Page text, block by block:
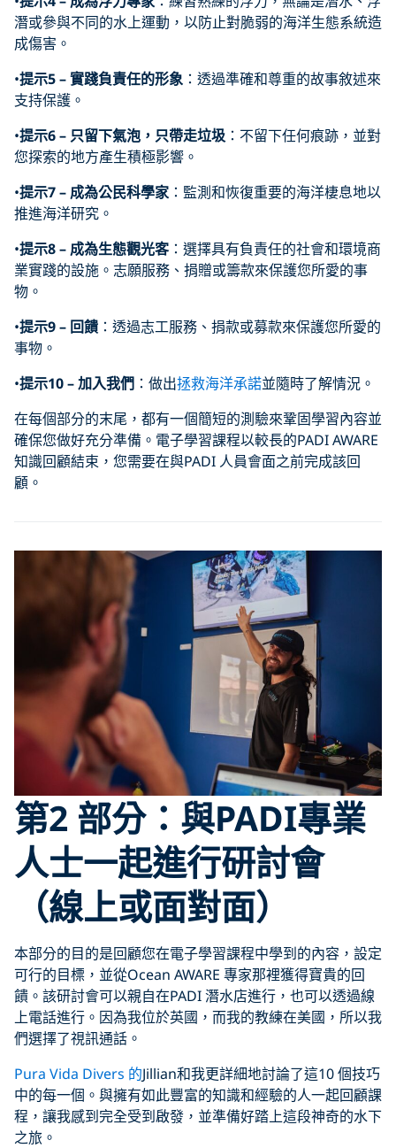
潛或參與不同的水上運動，以防止對脆弱的海洋生態系統造
成傷害。
•提示5 –實踐負責任的形象 ：透過準確和尊重的故事敘述來
支持保護。
•提示6 – 只留下氣泡，只帶走垃圾 ：不留下任何痕跡，並對
您探索的地方產生積極影響。
•提示7 – 成為公民科學家 ：監測和恢復重要的海洋棲息地以
推進海洋研究。
•提示8 – 成為生態觀光客：選擇具有負責任的社會和環境商
業實踐的設施。志願服務、捐贈或籌款來保護您所愛的事
物。
•提示9 – 回饋 ：透過志工服務、捐款或募款來保護您所愛的
事物。
•提示10 –加入我們 ：做出拯救海洋承諾並隨時了解情況。
在每個部分的末尾，都有一個簡短的測驗來鞏固學習內容並
確保您做好充分準備。電子學習課程以較長的PADI AWARE
知識回顧結束，您需要在與PADI 人員會面之前完成該回
顧。
第2 部分：與PADI專業
人士一起進行研討會
（線上或面對面）
本部分的目的是回顧您在電子學習課程中學到的內容，設定
可行的目標，並從Ocean AWARE 專家那裡獲得寶貴的回
饋。該研討會可以親自在PADI 潛水店進行，也可以透過線
上電話進行。因為我位於英國，而我的教練在美國，所以我
們選擇了視訊通話。
Pura Vida Divers 的Jillian和我更詳細地討論了這10 個技巧
中的每一個。與擁有如此豐富的知識和經驗的人一起回顧課
程，讓我感到完全受到啟發，並準備好踏上這段神奇的水下
之旅。